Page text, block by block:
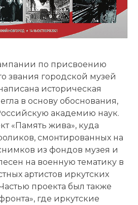
по присвоению
звания городской музей
историческая
в основу обоснования,
академию наук.
«Память жива», куда
смонтированных на
из фондов музея и
на военную тематику в
артистов иркутских
проекта был также
где иркутские